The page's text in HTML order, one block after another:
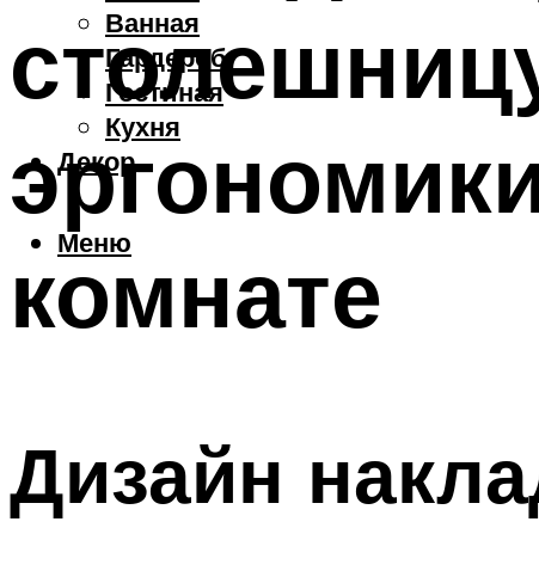
Ванная
Гардероб
Гостиная
Кухня
Декор
Меню
комнате
Дизайн